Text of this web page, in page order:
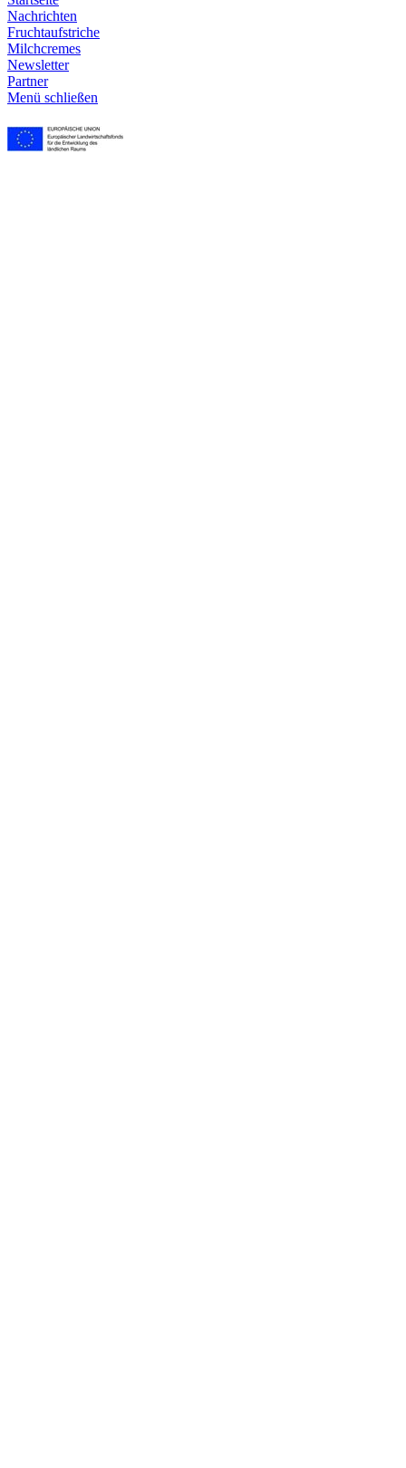
Nachrichten
Frucht­aufstriche
Milchcremes
Newsletter
Partner
Menü schließen